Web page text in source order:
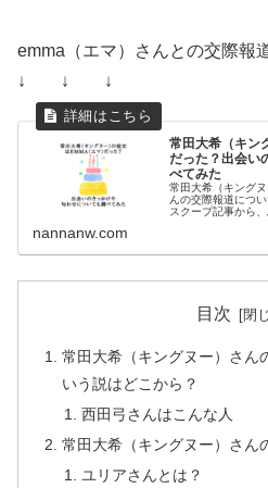
emma（エマ）さんとの交際
↓ ↓ ↓
常田大希（キン
だった？出会い
べてみた
常田大希（キング
んの交際報道につ
スクープ記事から
せ」はどんなんも
nannanw.com
目次
常田大希（キングヌー）さん
いう説はどこから？
西田弓さんはこんな人
常田大希（キングヌー）さん
ユリアさんとは？